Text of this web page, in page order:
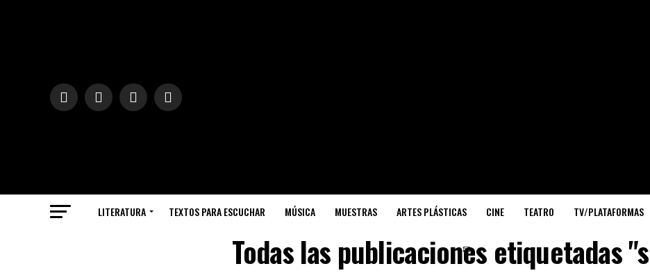
LITERATURA TEXTOS PARA ESCUCHAR MÚSICA MUESTRAS ARTES PLÁSTICAS CINE TEATRO TV/PLATAFORMAS
✉
Todas las publicaciones etiquetadas